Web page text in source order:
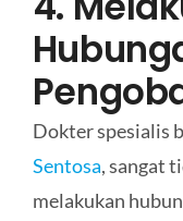
Dokter spesialis
Sentosa, sangat
melakukan